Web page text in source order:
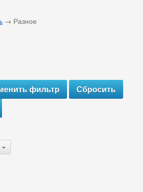
→ Разное
{